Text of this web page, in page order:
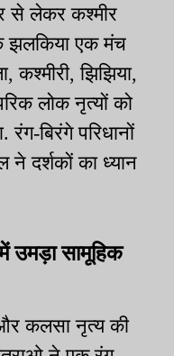
से लेकर कश्मीर
झलकिया एक मंच
कश्मीरी, झिझिया,
लोक नृत्यों को
बिरंगे परिधानों
दर्शकों का ध्यान
उमड़ा सामूहिक
कलसा नृत्य की